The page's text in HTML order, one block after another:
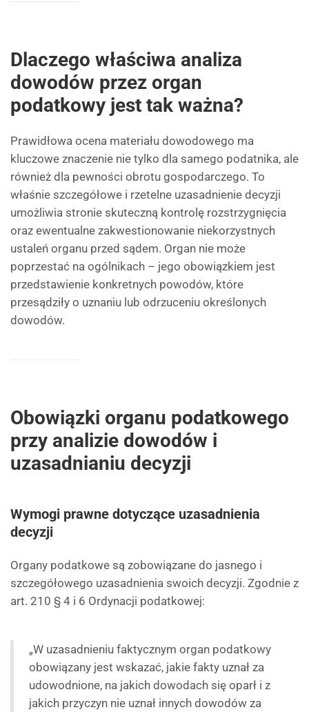
Dlaczego właściwa analiza
dowodów przez organ
podatkowy jest tak ważna?
Prawidłowa ocena materiału dowodowego ma
kluczowe znaczenie nie tylko dla samego podatnika, ale
również dla pewności obrotu gospodarczego. To
właśnie szczegółowe i rzetelne uzasadnienie decyzji
umożliwia stronie skuteczną kontrolę rozstrzygnięcia
oraz ewentualne zakwestionowanie niekorzystnych
ustaleń organu przed sądem. Organ nie może
poprzestać na ogólnikach – jego obowiązkiem jest
przedstawienie konkretnych powodów, które
przesądziły o uznaniu lub odrzuceniu określonych
dowodów.
Obowiązki organu podatkowego
przy analizie dowodów i
uzasadnianiu decyzji
Wymogi prawne dotyczące uzasadnienia
decyzji
Organy podatkowe są zobowiązane do jasnego i
szczegółowego uzasadnienia swoich decyzji. Zgodnie z
art. 210 § 4 i 6 Ordynacji podatkowej:
„W uzasadnieniu faktycznym organ podatkowy
obowiązany jest wskazać, jakie fakty uznał za
udowodnione, na jakich dowodach się oparł i z
jakich przyczyn nie uznał innych dowodów za